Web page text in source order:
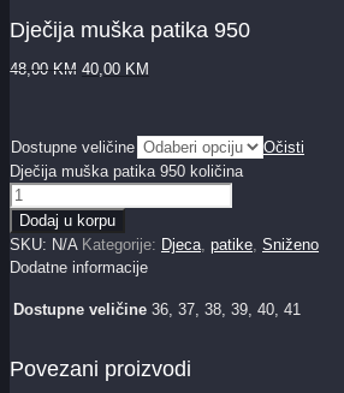
Dječija muška patika 950
48,00 KM 40,00 KM
Dostupne veličine
Očisti
Dječija muška patika 950 količina
Dodaj u korpu
SKU: N/A Kategorije: Djeca, patike, Sniženo
Dodatne informacije
Dostupne veličine 36, 37, 38, 39, 40, 41
Povezani proizvodi